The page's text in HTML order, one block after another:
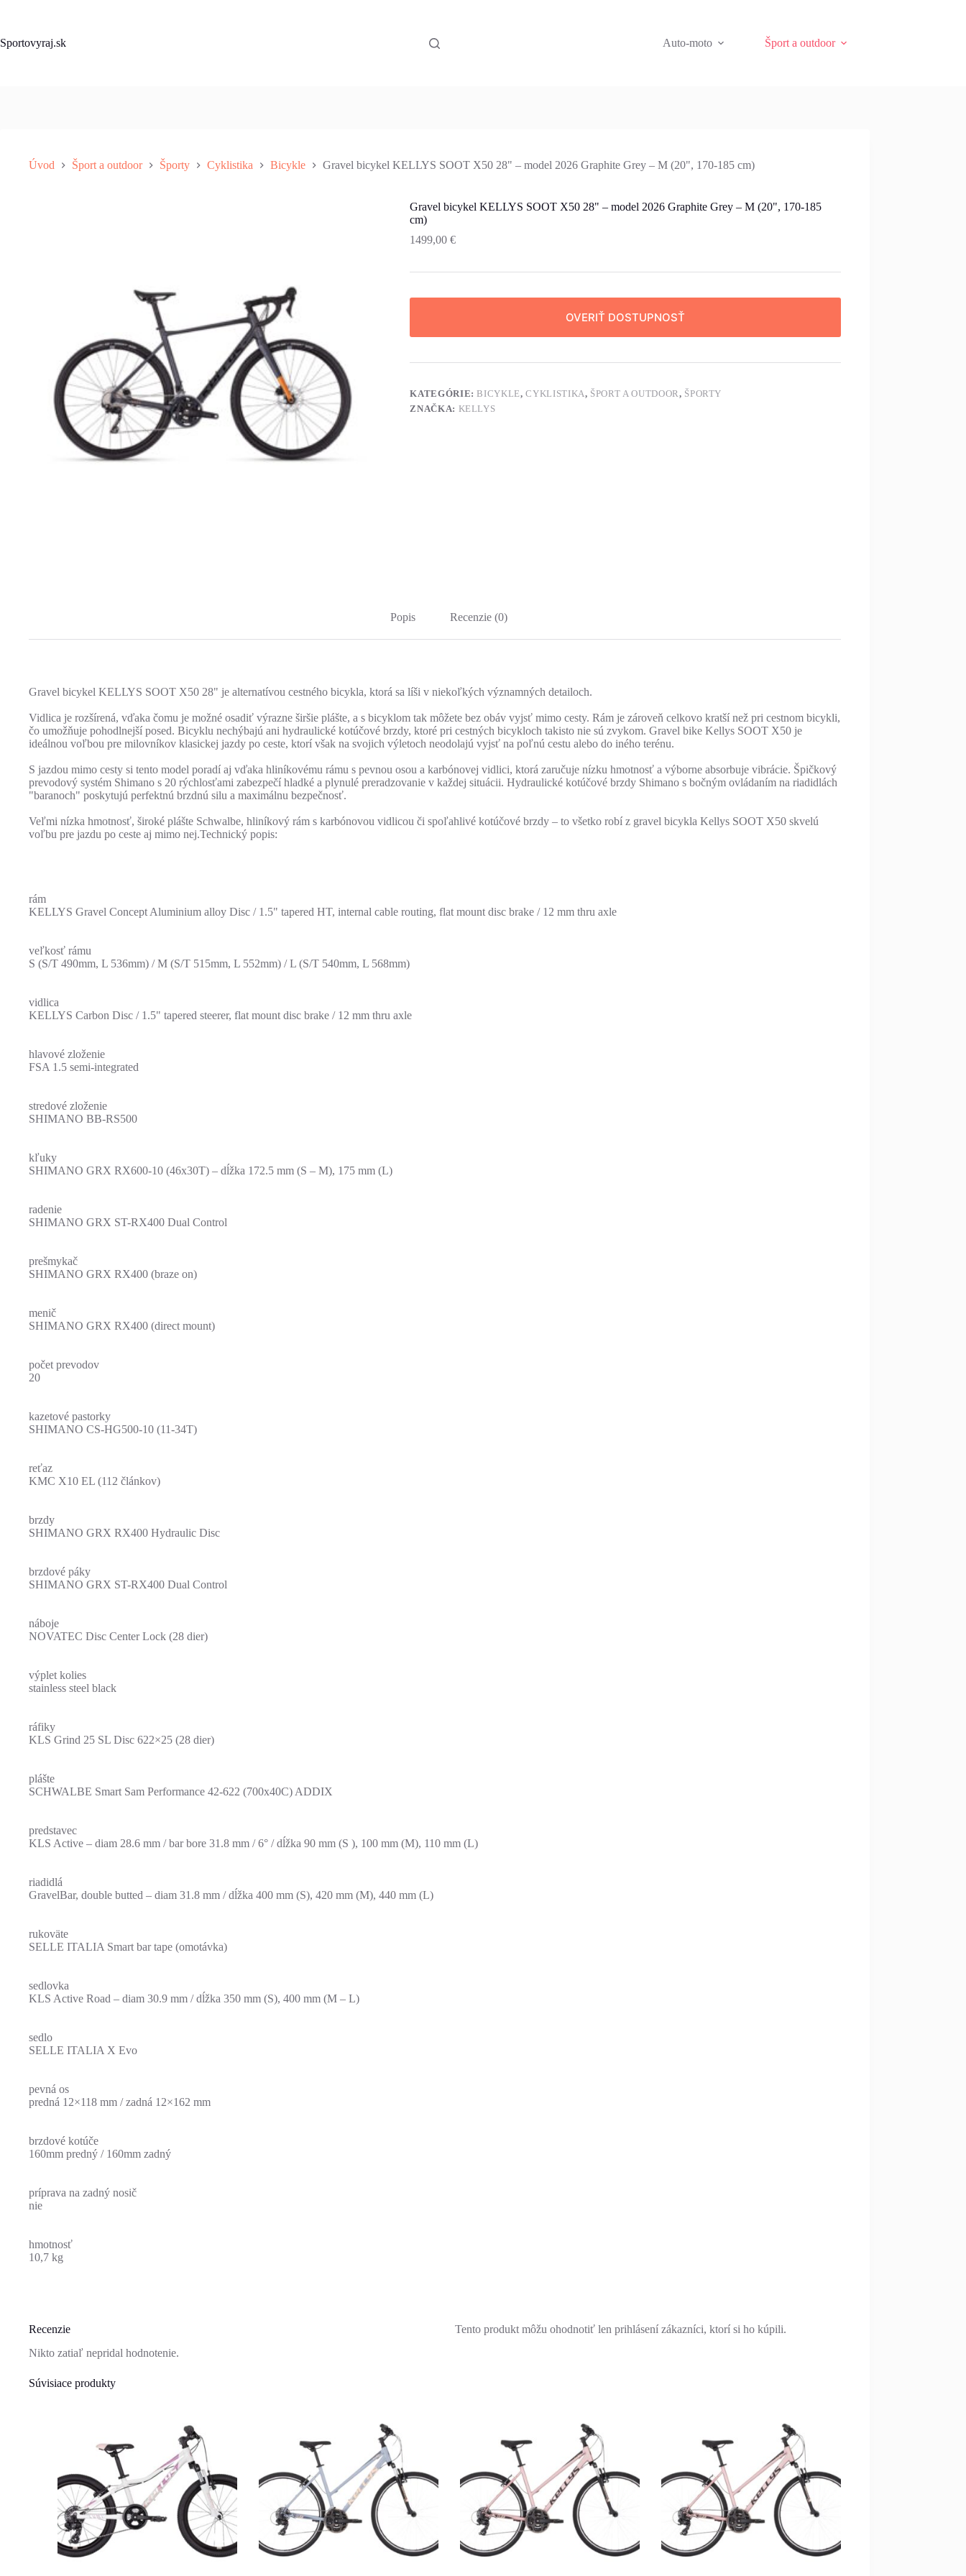
Sportovyraj.sk
Auto-moto Šport a outdoor
Úvod Šport a outdoor Športy Cyklistika Bicykle Gravel bicykel KELLYS SOOT X50 28" – model 2026 Graphite Grey – M (20", 170-185 cm)
Gravel bicykel KELLYS SOOT X50 28" – model 2026 Graphite Grey – M (20", 170-185
cm)
1499,00€
OVERIŤ DOSTUPNOSŤ
KATEGÓRIE:BICYKLE,CYKLISTIKA, ŠPORT A OUTDOOR, ŠPORTY
ZNAČKA: KELLYS
Popis Recenzie (0)
Gravel bicykel KELLYS SOOT X50 28" je alternatívou cestného bicykla, ktorá sa líši v niekoľkých významných detailoch.
Vidlica je rozšírená, vďaka čomu je možné osadiť výrazne širšie plášte, a s bicyklom tak môžete bez obáv vyjsť mimo cesty. Rám je zároveň celkovo kratší než pri cestnom bicykli,
čo umožňuje pohodlnejší posed. Bicyklu nechýbajú ani hydraulické kotúčové brzdy, ktoré pri cestných bicykloch takisto nie sú zvykom. Gravel bike Kellys SOOT X50 je
ideálnou voľbou pre milovníkov klasickej jazdy po ceste, ktorí však na svojich výletoch neodolajú vyjsť na poľnú cestu alebo do iného terénu.
S jazdou mimo cesty si tento model poradí aj vďaka hliníkovému rámu s pevnou osou a karbónovej vidlici, ktorá zaručuje nízku hmotnosť a výborne absorbuje vibrácie. Špičkový
prevodový systém Shimano s 20 rýchlosťami zabezpečí hladké a plynulé preradzovanie v každej situácii. Hydraulické kotúčové brzdy Shimano s bočným ovládaním na riadidlách
"baranoch" poskytujú perfektnú brzdnú silu a maximálnu bezpečnosť.
Veľmi nízka hmotnosť, široké plášte Schwalbe, hliníkový rám s karbónovou vidlicou či spoľahlivé kotúčové brzdy – to všetko robí z gravel bicykla Kellys SOOT X50 skvelú
voľbu pre jazdu po ceste aj mimo nej.Technický popis:
rám
KELLYS Gravel Concept Aluminium alloy Disc / 1.5" tapered HT, internal cable routing, flat mount disc brake / 12 mm thru axle
veľkosť rámu
S (S/T 490mm, L 536mm) / M (S/T 515mm, L 552mm) / L (S/T 540mm, L 568mm)
vidlica
KELLYS Carbon Disc / 1.5" tapered steerer, flat mount disc brake / 12 mm thru axle
hlavové zloženie
FSA 1.5 semi-integrated
stredové zloženie
SHIMANO BB-RS500
kľuky
SHIMANO GRX RX600-10 (46x30T) – dĺžka 172.5 mm (S – M), 175 mm (L)
radenie
SHIMANO GRX ST-RX400 Dual Control
prešmykač
SHIMANO GRX RX400 (braze on)
menič
SHIMANO GRX RX400 (direct mount)
počet prevodov
20
kazetové pastorky
SHIMANO CS-HG500-10 (11-34T)
reťaz
KMC X10 EL (112 článkov)
brzdy
SHIMANO GRX RX400 Hydraulic Disc
brzdové páky
SHIMANO GRX ST-RX400 Dual Control
náboje
NOVATEC Disc Center Lock (28 dier)
výplet kolies
stainless steel black
ráfiky
KLS Grind 25 SL Disc 622×25 (28 dier)
plášte
SCHWALBE Smart Sam Performance 42-622 (700x40C) ADDIX
predstavec
KLS Active – diam 28.6 mm / bar bore 31.8 mm / 6° / dĺžka 90 mm (S ), 100 mm (M), 110 mm (L)
riadidlá
GravelBar, double butted – diam 31.8 mm / dĺžka 400 mm (S), 420 mm (M), 440 mm (L)
rukoväte
SELLE ITALIA Smart bar tape (omotávka)
sedlovka
KLS Active Road – diam 30.9 mm / dĺžka 350 mm (S), 400 mm (M – L)
sedlo
SELLE ITALIA X Evo
pevná os
predná 12×118 mm / zadná 12×162 mm
brzdové kotúče
160mm predný / 160mm zadný
príprava na zadný nosič
nie
hmotnosť
10,7 kg
Recenzie
Nikto zatiaľ nepridal hodnotenie.
Tento produkt môžu ohodnotiť len prihlásení zákazníci, ktorí si ho kúpili.
Súvisiace produkty